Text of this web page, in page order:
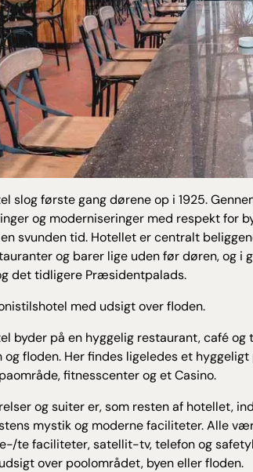
slog første gang dørene op i 1925.
og moderniseringer med respekt for
svunden tid. Hotellet er centralt
og barer lige uden før døren, og i
det tidligere Præsidentpalads.
med udsigt over floden.
byder på en hyggelig restaurant, café
og floden. Her findes ligeledes et
fitnesscenter og et Casino.
og suiter er, som resten af hotellet,
mystik og moderne faciliteter. Alle
te faciliteter, satellit-tv, telefon og
over poolområdet, byen eller floden.